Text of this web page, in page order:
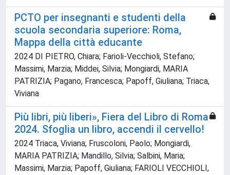
PCTO per insegnanti e studenti della
scuola secondaria superiore: Roma,
Mappa della città educante
2024 DI PIETRO, Chiara; Farioli-Vecchioli, Stefano;
Massimi, Marzia; Middei, Silvia; Mongiardi, MARIA
PATRIZIA; Pagano, Francesca; Papoff, Giuliana; Triaca,
Viviana
Più libri, più liberi», Fiera del Libro di Roma
2024. Sfoglia un libro, accendi il cervello!
2024 Triaca, Viviana; Fruscoloni, Paolo; Mongiardi,
MARIA PATRIZIA; Mandillo, Silvia; Salbini, Maria;
Massimi, Marzia; Papoff, Giuliana; FARIOLI VECCHIOLI,